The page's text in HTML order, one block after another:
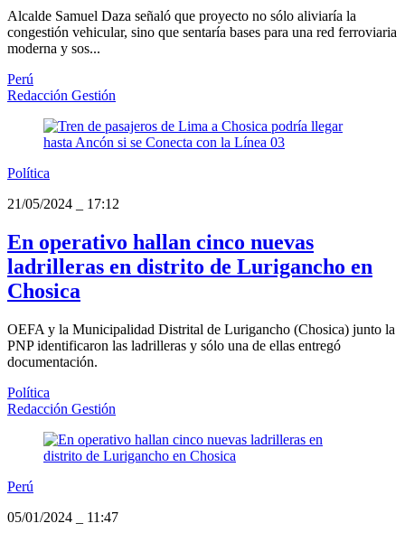
Alcalde Samuel Daza señaló que proyecto no sólo aliviaría la
congestión vehicular, sino que sentaría bases para una red ferroviaria
moderna y sos...
Perú
Redacción Gestión
Política
21/05/2024
17:12
En operativo hallan cinco nuevas
ladrilleras en distrito de Lurigancho en
Chosica
OEFA y la Municipalidad Distrital de Lurigancho (Chosica) junto la
PNP identificaron las ladrilleras y sólo una de ellas entregó
documentación.
Política
Redacción Gestión
Perú
05/01/2024
11:47